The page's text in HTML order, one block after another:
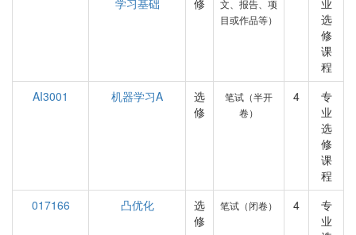
学习基础
修
文、报告、项
目或作品等）
业
选
修
课
程
AI3001
机器学习A
选
修
笔试（半开
卷）
4
专
业
选
修
课
程
017166
凸优化
选
修
笔试（闭卷） 4
专
业